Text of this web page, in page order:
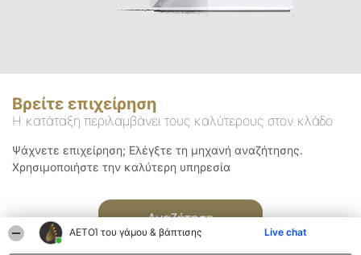
ΑΕΤΟΊ του γάμου & βάπτισης Live chat
Βρείτε επιχείρηση
Η κατάταξη περιλαμβάνει τους καλύτερους στον κλάδο
Ψάχνετε επιχείρηση; Ελέγξτε τη μηχανή αναζήτησης.
Χρησιμοποιήστε την καλύτερη υπηρεσία
Αναζήτηση